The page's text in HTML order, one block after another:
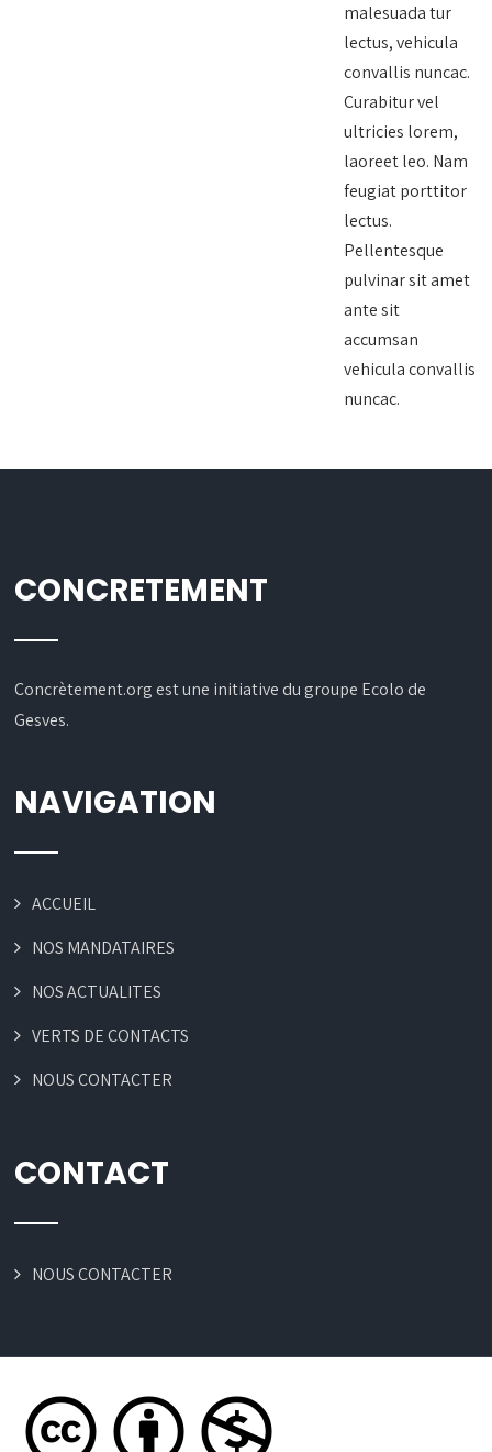
malesuada tur
lectus, vehicula
convallis nuncac.
Curabitur vel
ultricies lorem,
laoreet leo. Nam
feugiat porttitor
lectus.
Pellentesque
pulvinar sit amet
ante sit
accumsan
vehicula convallis
nuncac.
CONCRETEMENT
Concrètement.org est une initiative du groupe Ecolo de
Gesves.
NAVIGATION
ACCUEIL
NOS MANDATAIRES
NOS ACTUALITES
VERTS DE CONTACTS
NOUS CONTACTER
CONTACT
NOUS CONTACTER